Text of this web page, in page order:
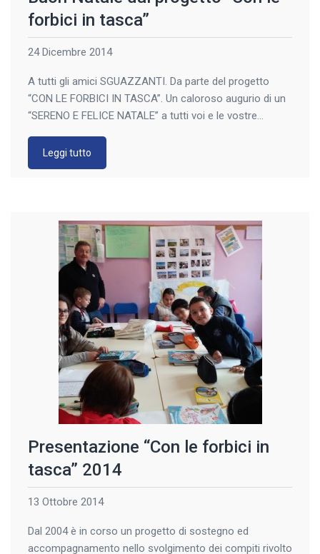
forbici in tasca”
24 Dicembre 2014
A tutti gli amici SGUAZZANTI. Da parte del progetto
“CON LE FORBICI IN TASCA”. Un caloroso augurio di un
“SERENO E FELICE NATALE” a tutti voi e le vostre
Leggi tutto
Presentazione “Con le forbici in
tasca” 2014
13 Ottobre 2014
Dal 2004 è in corso un progetto di sostegno ed
accompagnamento nello svolgimento dei compiti rivolto